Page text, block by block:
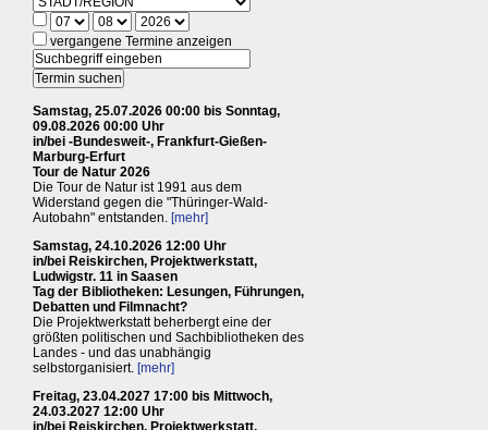
vergangene Termine anzeigen
Samstag, 25.07.2026 00:00 bis Sonntag,
09.08.2026 00:00 Uhr
in/bei -Bundesweit-, Frankfurt-Gießen-
Marburg-Erfurt
Tour de Natur 2026
Die Tour de Natur ist 1991 aus dem
Widerstand gegen die "Thüringer-Wald-
Autobahn" entstanden. [mehr]
Samstag, 24.10.2026 12:00 Uhr
in/bei Reiskirchen, Projektwerkstatt,
Ludwigstr. 11 in Saasen
Tag der Bibliotheken: Lesungen, Führungen,
Debatten und Filmnacht?
Die Projektwerkstatt beherbergt eine der
größten politischen und Sachbibliotheken des
Landes - und das unabhängig
selbstorganisiert. [mehr]
Freitag, 23.04.2027 17:00 bis Mittwoch,
24.03.2027 12:00 Uhr
in/bei Reiskirchen, Projektwerkstatt,